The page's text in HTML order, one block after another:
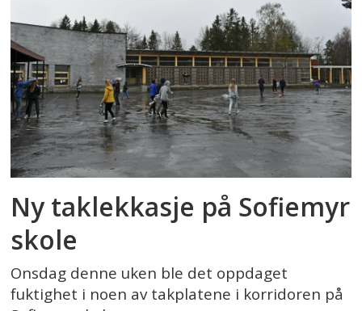
Ny taklekkasje på Sofiemyr
skole
Onsdag denne uken ble det oppdaget
fuktighet i noen av takplatene i korridoren på